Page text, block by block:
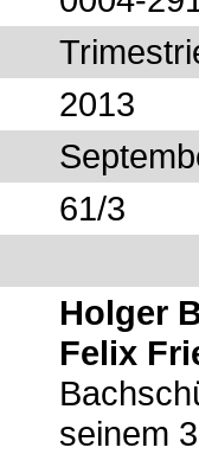
2013
61/3
Holger
Felix
seinem